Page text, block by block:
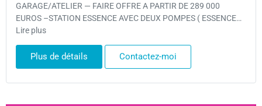
GARAGE/ATELIER — FAIRE OFFRE A PARTIR DE 289 000
EUROS –STATION ESSENCE AVEC DEUX POMPES ( ESSENCE…
Lire plus
Plus de détails Contactez-moi